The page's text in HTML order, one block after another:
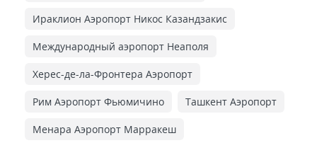
Ираклион Аэропорт Никос Казандзакис
Международный аэропорт Неаполя
Херес-де-ла-Фронтера Аэропорт
Рим Аэропорт Фьюмичино Ташкент Аэропорт
Менара Аэропорт Марракеш